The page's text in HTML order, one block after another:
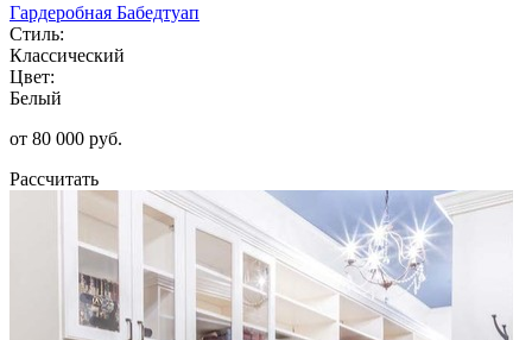
Гардеробная Бабедтуап
Стиль:
Классический
Цвет:
Белый
от 80 000 руб.
Рассчитать